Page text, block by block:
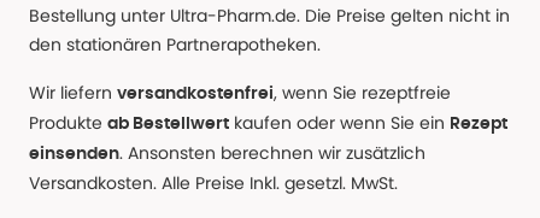
Bestellung unter Ultra-Pharm.de. Die Preise gelten nicht in
den stationären Partnerapotheken.
Wir liefern versandkostenfrei, wenn Sie rezeptfreie
Produkte ab Bestellwert kaufen oder wenn Sie ein Rezept
einsenden. Ansonsten berechnen wir zusätzlich
Versandkosten. Alle Preise Inkl. gesetzl. MwSt.